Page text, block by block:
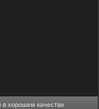
Аниме Стальная тревога (2002) в хорошем качестве